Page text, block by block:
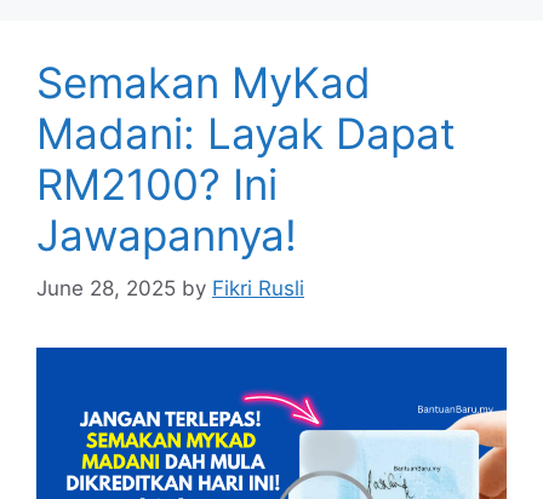
Semakan MyKad
Madani: Layak Dapat
RM2100? Ini
Jawapannya!
June 28, 2025 by Fikri Rusli